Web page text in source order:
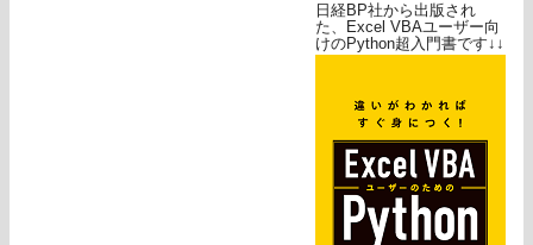
日経BP社から出版され
た、Excel VBAユーザー向
けのPython超入門書です↓↓